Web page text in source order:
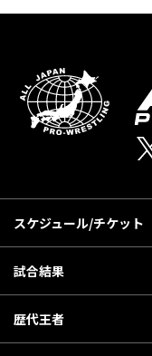
スケジュール/チケット
歴代王者
試合結果